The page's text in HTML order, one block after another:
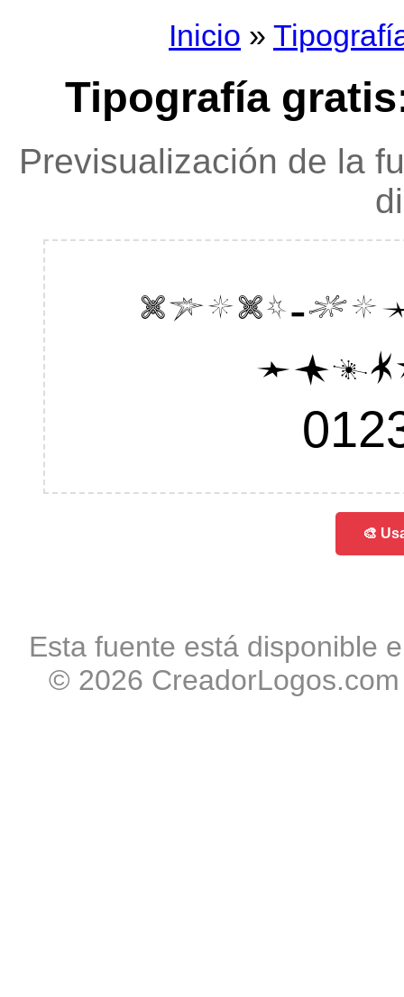
Inicio »
Tipografía
Previsualización de la
retro-
🎨
Esta fuente está disponible
© 2026